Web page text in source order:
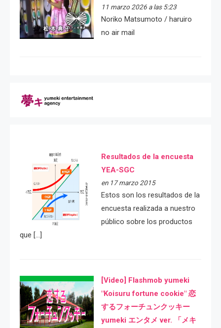
11 marzo 2026 a las 5:23
Noriko Matsumoto / haruiro
no air mail
Resultados de la encuesta
YEA-SGC
en 17 marzo 2015
Estos son los resultados de la
encuesta realizada a nuestro
público sobre los productos
que […]
[Video] Flashmob yumeki
"Koisuru fortune cookie" 恋
するフォーチュンクッキー
yumeki エンタメ ver. 「メキ